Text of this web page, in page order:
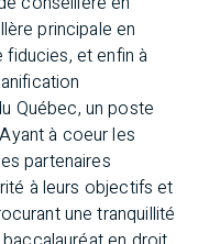
principale en
et enfin à
Québec, un poste
à coeur les
partenaires
à leurs objectifs et
une tranquillité